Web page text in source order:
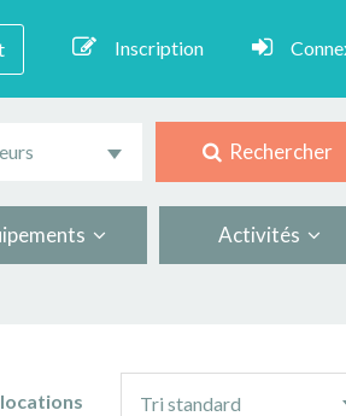
Inscription
Rechercher
Activités
Tri standard